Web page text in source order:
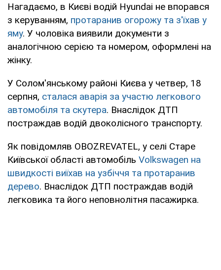
Нагадаємо, в Києві водій Hyundai не впорався
з керуванням, протаранив огорожу та з'їхав у
яму. У чоловіка виявили документи з
аналогічною серією та номером, оформлені на
жінку.
У Солом'янському районі Києва у четвер, 18
серпня, сталася аварія за участю легкового
автомобіля та скутера. Внаслідок ДТП
постраждав водій двоколісного транспорту.
Як повідомляв OBOZREVATEL, у селі Старе
Київської області автомобіль Volkswagen на
швидкості виїхав на узбіччя та протаранив
дерево. Внаслідок ДТП постраждав водій
легковика та його неповнолітня пасажирка.